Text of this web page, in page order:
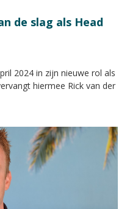
de slag als Head
2024 in zijn nieuwe rol als
hiermee Rick van der